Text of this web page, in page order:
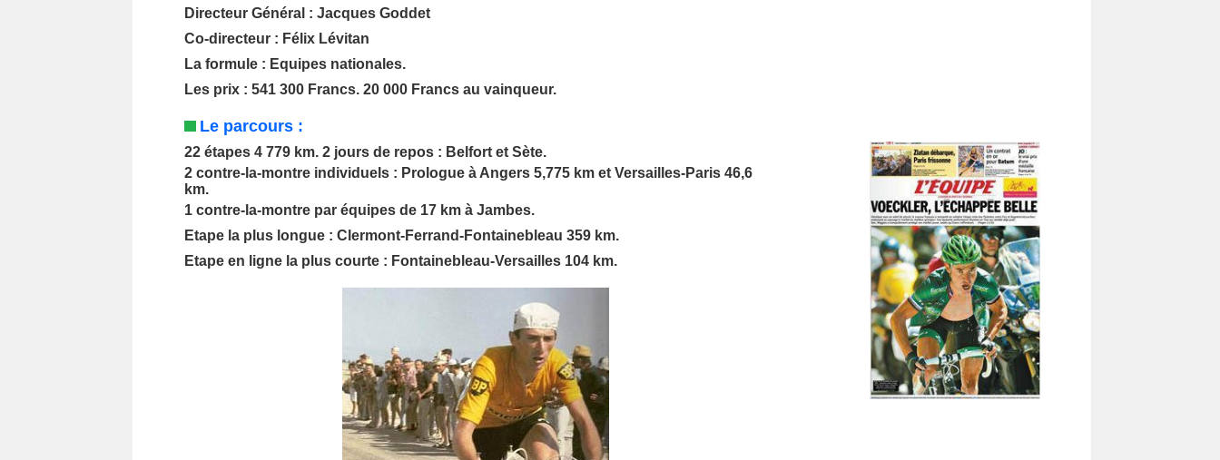
Directeur Général : Jacques Goddet
Co-directeur : Félix Lévitan
La formule : Equipes nationales.
Les prix : 541 300 Francs. 20 000 Francs au vainqueur.
Le parcours :
22 étapes 4 779 km. 2 jours de repos : Belfort et Sète.
2 contre-la-montre individuels : Prologue à Angers 5,775 km et Versailles-Paris 46,6
km.
1 contre-la-montre par équipes de 17 km à Jambes.
Etape la plus longue : Clermont-Ferrand-Fontainebleau 359 km.
Etape en ligne la plus courte : Fontainebleau-Versailles 104 km.